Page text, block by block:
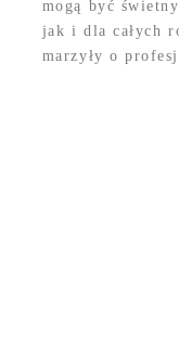
mogą być
jak i dla całych
marzyły o